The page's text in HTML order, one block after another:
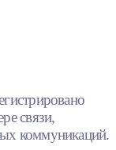
связи,
коммуникаций.